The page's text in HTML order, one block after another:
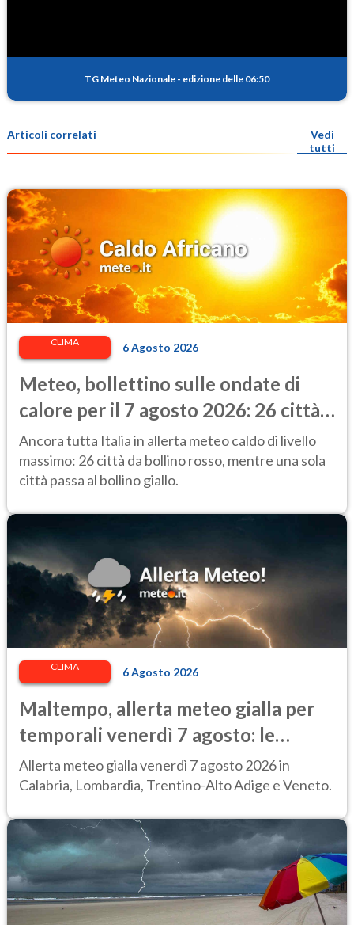
TG Meteo Nazionale - edizione delle 06:50
Articoli correlati
Vedi
tutti
CLIMA 6 Agosto 2026
Meteo, bollettino sulle ondate di
calore per il 7 agosto 2026: 26 città
da bollino rosso in Italia
Ancora tutta Italia in allerta meteo caldo di livello
massimo: 26 città da bollino rosso, mentre una sola
città passa al bollino giallo.
CLIMA 6 Agosto 2026
Maltempo, allerta meteo gialla per
temporali venerdì 7 agosto: le
regioni colpite
Allerta meteo gialla venerdì 7 agosto 2026 in
Calabria, Lombardia, Trentino-Alto Adige e Veneto.